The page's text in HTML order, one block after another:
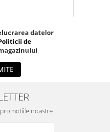
datelor
de
noastre